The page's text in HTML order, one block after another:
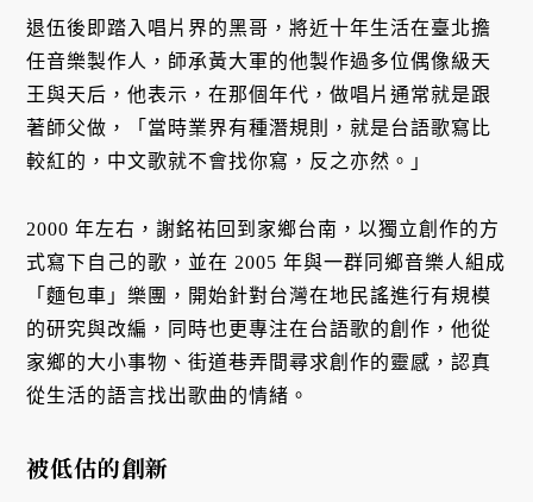
退伍後即踏入唱片界的黑哥，將近十年生活在臺北擔
任音樂製作人，師承黃大軍的他製作過多位偶像級天
王與天后，他表示，在那個年代，做唱片通常就是跟
著師父做，「當時業界有種潛規則，就是台語歌寫比
較紅的，中文歌就不會找你寫，反之亦然。」
2000 年左右，謝銘祐回到家鄉台南，以獨立創作的方
式寫下自己的歌，並在 2005 年與一群同鄉音樂人組成
「麵包車」樂團，開始針對台灣在地民謠進行有規模
的研究與改編，同時也更專注在台語歌的創作，他從
家鄉的大小事物、街道巷弄間尋求創作的靈感，認真
從生活的語言找出歌曲的情緒。
被低估的創新